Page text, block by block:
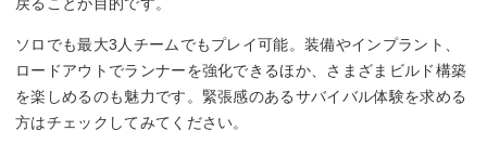
ソロでも最大3人チームでもプレイ可能。装備やインプラント、
ロードアウトでランナーを強化できるほか、さまざまビルド構築
を楽しめるのも魅力です。緊張感のあるサバイバル体験を求める
方はチェックしてみてください。